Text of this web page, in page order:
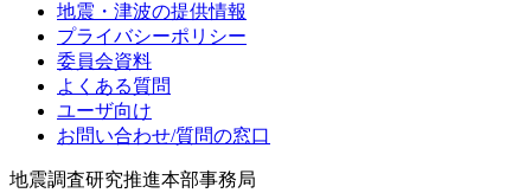
地震・津波の提供情報
プライバシーポリシー
委員会資料
よくある質問
ユーザ向け
お問い合わせ/質問の窓口
地震調査研究推進本部事務局